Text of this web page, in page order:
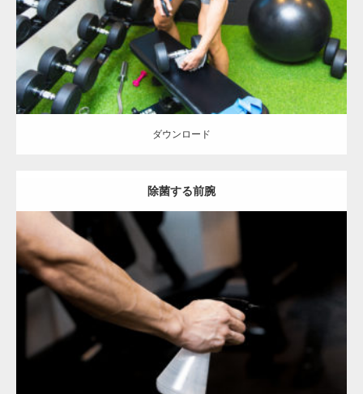
ダウンロード
ダウンロード
除菌する前腕
Update: 2023.02.11
Category: 筋肉の部位にフォーカス オレンジの人
ダウンロード